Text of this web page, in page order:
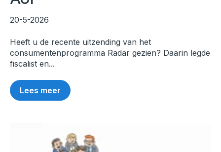
20-5-2026
Heeft u de recente uitzending van het
consumentenprogramma Radar gezien? Daarin legde
fiscalist en...
Lees meer